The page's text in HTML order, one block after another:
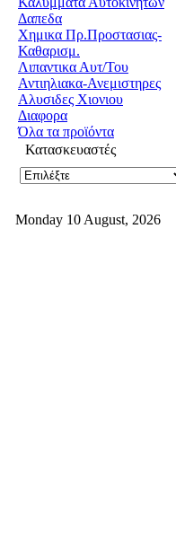
Δαπεδα
Χημικα Πρ.Προστασιας-
Καθαρισμ.
Λιπαντικα Αυτ/Του
Αντιηλιακα-Ανεμιστηρες
Αλυσιδες Χιονιου
Διαφορα
Όλα τα προϊόντα
Κατασκευαστές
Monday 10 August, 2026